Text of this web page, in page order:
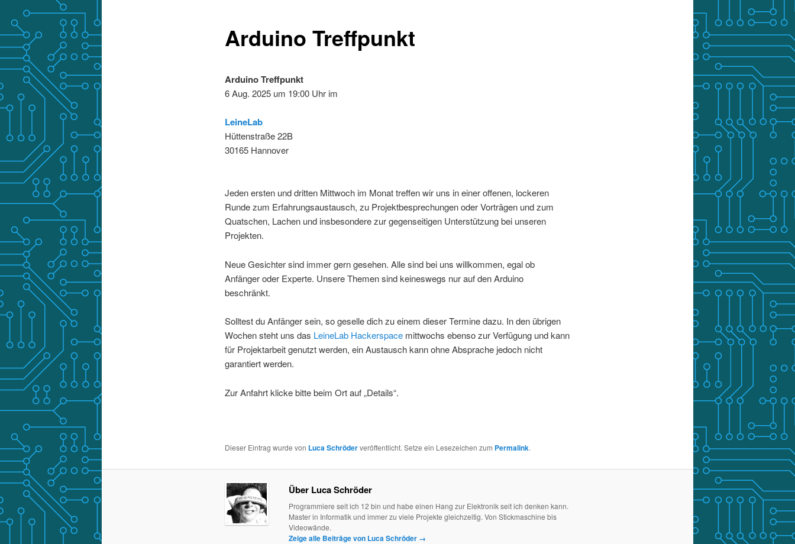
Arduino Treffpunkt
Arduino Treffpunkt
6 Aug. 2025 um 19:00 Uhr im
LeineLab
Hüttenstraße 22B
30165 Hannover
Jeden ersten und dritten Mittwoch im Monat treffen wir uns in einer offenen, lockeren
Runde zum Erfahrungsaustausch, zu Projektbesprechungen oder Vorträgen und zum
Quatschen, Lachen und insbesondere zur gegenseitigen Unterstützung bei unseren
Projekten.
Neue Gesichter sind immer gern gesehen. Alle sind bei uns willkommen, egal ob
Anfänger oder Experte. Unsere Themen sind keineswegs nur auf den Arduino
beschränkt.
Solltest du Anfänger sein, so geselle dich zu einem dieser Termine dazu. In den übrigen
Wochen steht uns das LeineLab Hackerspacemittwochs ebenso zur Verfügung und kann
für Projektarbeit genutzt werden, ein Austausch kann ohne Absprache jedoch nicht
garantiert werden.
Zur Anfahrt klicke bitte beim Ort auf „Details“.
Dieser Eintrag wurde von Luca Schröderveröffentlicht. Setze ein Lesezeichen zum Permalink.
Über Luca Schröder
Programmiere seit ich 12 bin und habe einen Hang zur Elektronik seit ich denken kann.
Master in Informatik und immer zu viele Projekte gleichzeitig. Von Stickmaschine bis
Videowände.
Zeige alle Beiträge von Luca Schröder →